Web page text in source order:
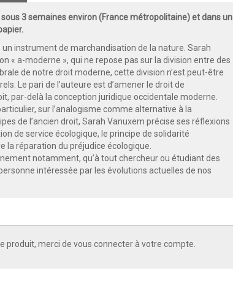
3 semaines environ (France métropolitaine) et dans un
instrument de marchandisation de la nature. Sarah
« a-moderne », qui ne repose pas sur la division entre des
de notre droit moderne, cette division n’est peut-être
Le pari de l’auteure est d’amener le droit de
par-delà la conception juridique occidentale moderne.
sur l’analogisme comme alternative à la
de l’ancien droit, Sarah Vanuxem précise ses réflexions
de service écologique, le principe de solidarité
la réparation du préjudice écologique.
notamment, qu’à tout chercheur ou étudiant des
intéressée par les évolutions actuelles de nos
produit, merci de vous connecter à votre compte.